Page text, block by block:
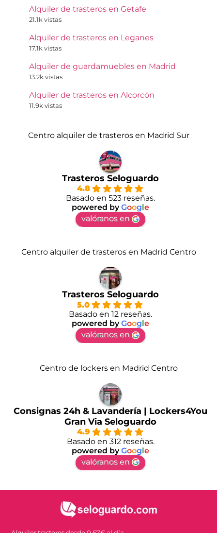
Alquiler de trasteros en Getafe
21.1k vistas
Alquiler de trasteros en Leganes
17.1k vistas
Alquiler de guardamuebles en Madrid
13.2k vistas
Alquiler de trasteros en Alcorcón
11.9k vistas
Centro alquiler de trasteros en Madrid Sur
Trasteros Seloguardo
4.8
Basado en 523 reseñas.
powered byGoogle
valóranos en
Centro alquiler de trasteros en Madrid Centro
Trasteros Seloguardo
5.0
Basado en 12 reseñas.
powered byGoogle
valóranos en
Centro de lockers en Madrid Centro
Consignas 24h & Lavandería | Lockers4You
Gran Via Seloguardo
4.9
Basado en 312 reseñas.
powered byGoogle
valóranos en